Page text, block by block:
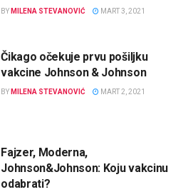
BY MILENA STEVANOVIĆ MART 3, 2021
Čikago očekuje prvu pošiljku
vakcine Johnson & Johnson
BY MILENA STEVANOVIĆ MART 2, 2021
Fajzer, Moderna,
Johnson&Johnson: Koju vakcinu
odabrati?